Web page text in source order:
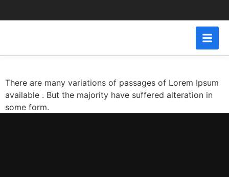
Make your Investment
There are many variations of passages of Lorem Ipsum
available . But the majority have suffered alteration in
some form.